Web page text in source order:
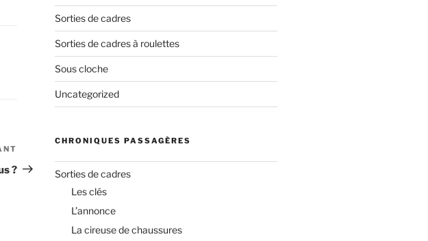
suivant
?
Sorties de cadres
Sorties de cadres à roulettes
Sous cloche
Uncategorized
CHRONIQUES PASSAGÈRES
Sorties de cadres
Les clés
L’annonce
La cireuse de chaussures